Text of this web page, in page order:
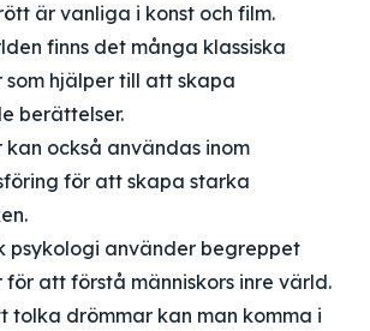
är vanliga i konst och film.
finns det många klassiska
hjälper till att skapa
berättelser.
kan också användas inom
för att skapa starka
psykologi använder begreppet
att förstå människors inre värld.
tolka drömmar kan man komma i